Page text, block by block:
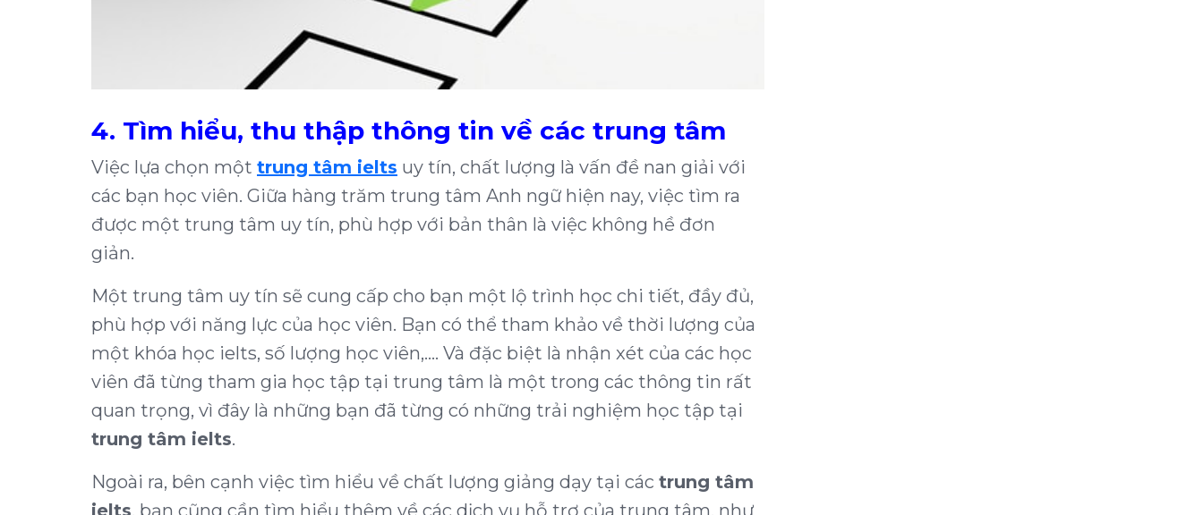
4. Tìm hiểu, thu thập thông tin về các trung tâm
Việc lựa chọn một trung tâm ielts uy tín, chất lượng là vấn đề nan giải với
các bạn học viên. Giữa hàng trăm trung tâm Anh ngữ hiện nay, việc tìm ra
được một trung tâm uy tín, phù hợp với bản thân là việc không hề đơn
giản.
Một trung tâm uy tín sẽ cung cấp cho bạn một lộ trình học chi tiết, đầy đủ,
phù hợp với năng lực của học viên. Bạn có thể tham khảo về thời lượng của
một khóa học ielts, số lượng học viên,…. Và đặc biệt là nhận xét của các học
viên đã từng tham gia học tập tại trung tâm là một trong các thông tin rất
quan trọng, vì đây là những bạn đã từng có những trải nghiệm học tập tại
trung tâm ielts.
Ngoài ra, bên cạnh việc tìm hiểu về chất lượng giảng dạy tại các trung tâm
ielts , bạn cũng cần tìm hiểu thêm về các dịch vụ hỗ trợ của trung tâm, như